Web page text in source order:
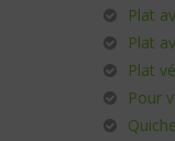
Plat
Plat
Plat
Pour